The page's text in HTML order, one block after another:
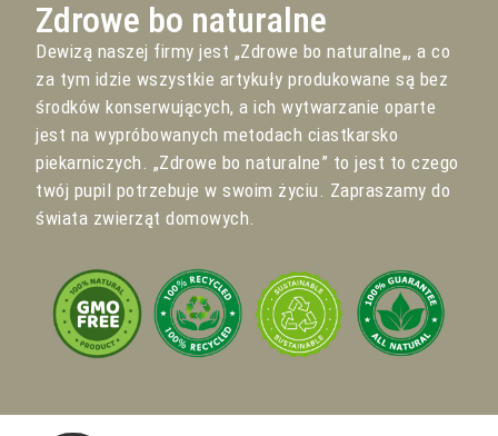
Zdrowe bo naturalne
Dewizą naszej firmy jest „Zdrowe bo naturalne„, a co
za tym idzie wszystkie artykuły produkowane są bez
środków konserwujących, a ich wytwarzanie oparte
jest na wypróbowanych metodach ciastkarsko
piekarniczych. „Zdrowe bo naturalne” to jest to czego
twój pupil potrzebuje w swoim życiu. Zapraszamy do
świata zwierząt domowych.